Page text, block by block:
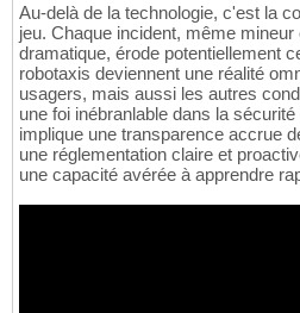
Au-delà de la technologie, c'est la
jeu. Chaque incident, même
dramatique, érode potentiellement
robotaxis deviennent une réalité
usagers, mais aussi les autres
une foi inébranlable dans la
implique une transparence accrue
une réglementation claire et
une capacité avérée à apprendre